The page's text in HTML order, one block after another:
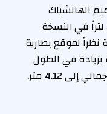
الهاتشباك
العصرية، مع مساحة تخزين تقدر بـ 391 لتراً في النسخة
نظراً لموقع بطارية
بزيادة في الطول